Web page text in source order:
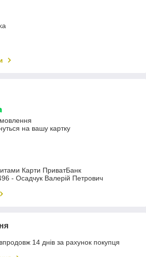
на вашу картку
Карти ПриватБанк
- Осадчук Валерій Петрович
14 днів за рахунок покупця